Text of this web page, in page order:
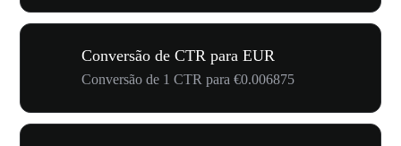
Conversão de CTR para EUR
Conversão de 1 CTR para €0.006875